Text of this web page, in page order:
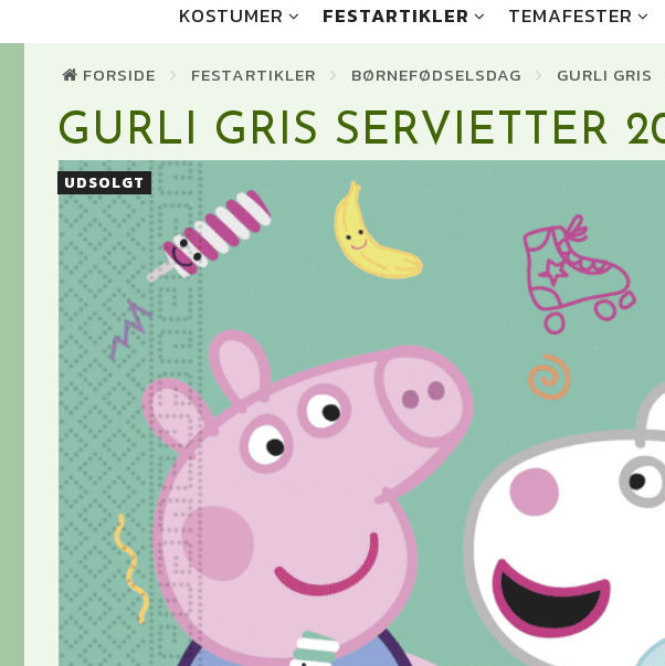
KOSTUMER FESTARTIKLER TEMAFESTER
FORSIDE FESTARTIKLER BØRNEFØDSELSDAG GURLI GRIS
GURLI GRIS SERVIETTER
UDSOLGT